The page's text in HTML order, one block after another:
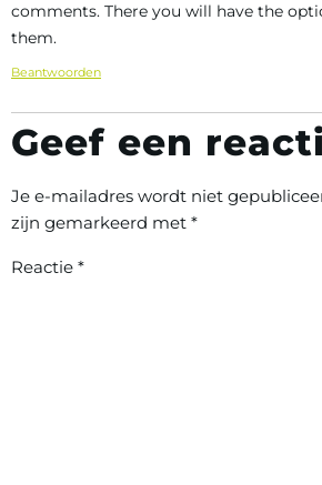
comments. There you will have the
them.
Beantwoorden
Geef een
Je e-mailadres wordt niet
zijn gemarkeerd met *
Reactie *